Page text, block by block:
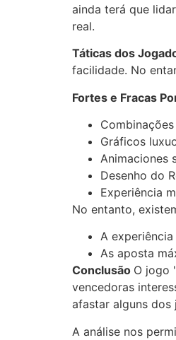
ainda terá que
real.
Táticas dos
facilidade. No
Fortes e Fracas
Gráficos
Animaciones
Desenho do
Experiência
No entanto,
A
As aposta
Conclusão O jogo
vencedoras
afastar alguns dos
A análise nos